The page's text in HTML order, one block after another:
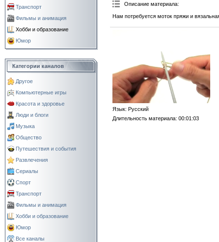
Транспорт
Фильмы и анимация
Хобби и образование
Юмор
Категории каналов
Другое
Компьютерные игры
Красота и здоровье
Люди и блоги
Музыка
Общество
Путешествия и события
Развлечения
Сериалы
Спорт
Транспорт
Фильмы и анимация
Хобби и образование
Юмор
Все каналы
Описание материала:
Нам потребуется моток пряжи и
Язык: Русский
Длительность материала: 00:01:03